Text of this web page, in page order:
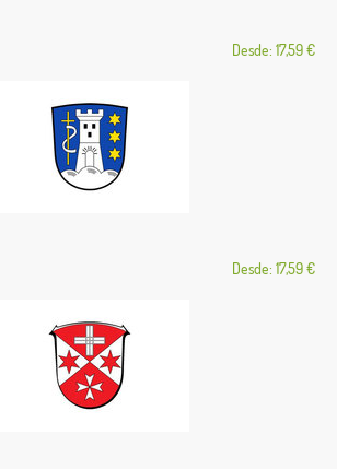
Desde: 17,59 €
Desde: 17,59 €